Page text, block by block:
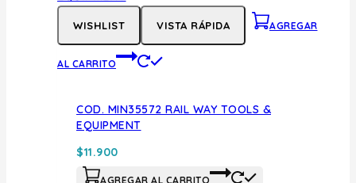
WISHLIST VISTA RÁPIDA AGREGAR
AL CARRITO
COD. MIN35572 RAIL WAY TOOLS &
EQUIPMENT
$11.900
AGREGAR AL CARRITO